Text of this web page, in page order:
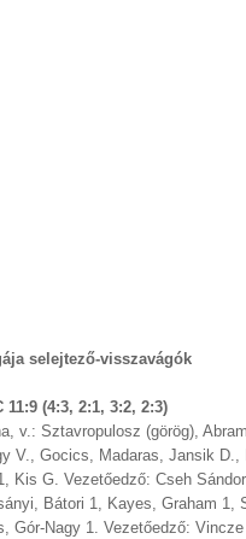
selejtező-visszavágók
11:9 (4:3, 2:1, 3:2, 2:3)
v.: Sztavropulosz (görög),
V., Gocics, Madaras, Jansik
Kis G. Vezetőedző: Cseh Sándor
Bátori 1, Kayes, Graham
Gór-Nagy 1. Vezetőedző: